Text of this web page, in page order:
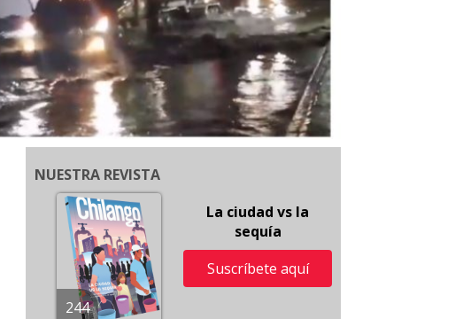
NUESTRA REVISTA
244
La ciudad vs la
sequía
Suscríbete aquí